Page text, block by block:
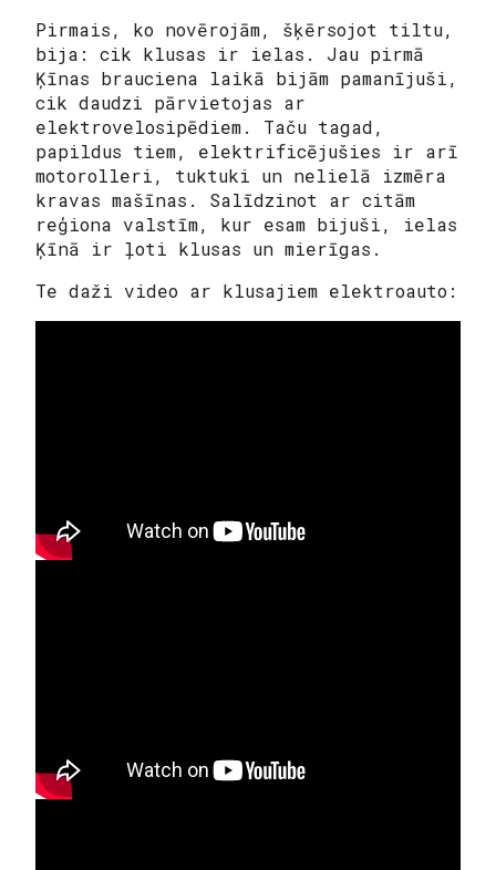
Pirmais, ko novērojām, šķērsojot tiltu,
bija: cik klusas ir ielas. Jau pirmā
Ķīnas brauciena laikā bijām pamanījuši,
cik daudzi pārvietojas ar
elektrovelosipēdiem. Taču tagad,
papildus tiem, elektrificējušies ir arī
motorolleri, tuktuki un nelielā izmēra
kravas mašīnas. Salīdzinot ar citām
reģiona valstīm, kur esam bijuši, ielas
Ķīnā ir ļoti klusas un mierīgas.
Te daži video ar klusajiem elektroauto: